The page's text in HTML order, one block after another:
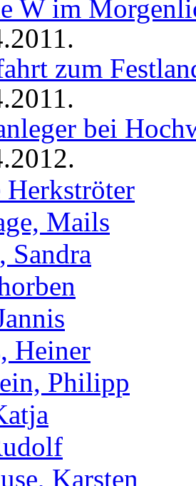
W im
zum
bei
Mails
Sandra
Heiner
Philipp
Karsten